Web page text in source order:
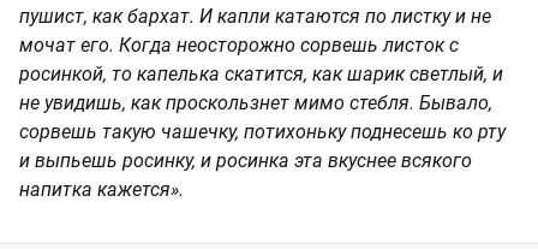
пушист, как бархат. И капли катаются по листку и не
мочат его. Когда неосторожно сорвешь листок с
росинкой, то капелька скатится, как шарик светлый, и
не увидишь, как проскользнет мимо стебля. Бывало,
сорвешь такую чашечку, потихоньку поднесешь ко рту
и выпьешь росинку, и росинка эта вкуснее всякого
напитка кажется».